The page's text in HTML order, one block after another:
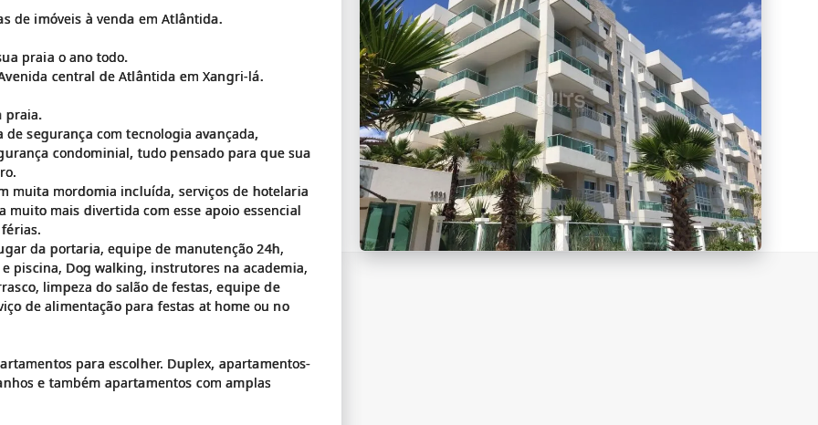
de imóveis à venda em Atlântida.
praia o ano todo.
central de Atlântida em Xangri-lá.
praia.
segurança com tecnologia avançada,
condominial, tudo pensado para que sua
muita mordomia incluída, serviços de hotelaria
muito mais divertida com esse apoio essencial
da portaria, equipe de manutenção 24h,
piscina, Dog walking, instrutores na academia,
limpeza do salão de festas, equipe de
de alimentação para festas at home ou no
para escolher. Duplex, apartamentos-
e também apartamentos com amplas